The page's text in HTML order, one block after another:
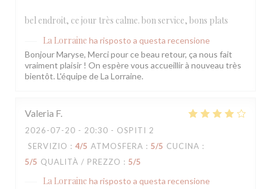
bel endroit, ce jour très calme. bon service, bons plats
La Lorraine ha risposto a questa recensione
Bonjour Maryse, Merci pour ce beau retour, ça nous fait
vraiment plaisir ! On espère vous accueillir à nouveau très
bientôt. L'équipe de La Lorraine.
Valeria F
2026-07-20 - 20:30 - OSPITI 2
SERVIZIO : 4/5 ATMOSFERA : 5/5 CUCINA :
5/5 QUALITÀ / PREZZO : 5/5
La Lorraine ha risposto a questa recensione